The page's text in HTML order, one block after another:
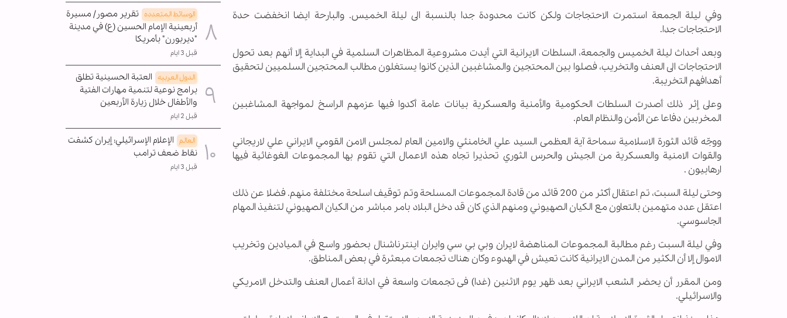
وفي ليلة الجمعة استمرت الاحتجاجات ولكن كانت محدودة جدا بالنسبة الى ليلة الخميس. والبارحة ايضا انخفضت حدة
الاحتجاجات جدا.
وبعد أحداث ليلة الخميس والجمعة، السلطات الايرانية التي أيدت مشروعية المظاهرات السلمية في البداية إلا أنهم بعد تحول
الاحتجاجات الى العنف والتخريب، فصلوا بين المحتجين والمشاغبين الذين كانوا يستغلون مطالب المحتجين السلميين لتحقيق
أهدافهم التخريبة.
وعلى إثر ذلك أصدرت السلطات الحكومية والأمنية والعسكرية بيانات عامة أكدوا فيها عزمهم الراسخ لمواجهة المشاغبين
المخربين دفاعا عن الأمن والنظام العام.
ووجّه قائد الثورة الاسلامية سماحة آية العظمى السيد علي الخامنئي والامين العام لمجلس الامن القومي الايراني علي لاريجاني
والقوات الامنية والعسكرية من الجيش والحرس الثوري تحذيرا تجاه هذه الاعمال التي تقوم بها المجموعات الغوغائية فيها
ارهابيون .
وحتى ليلة السبت، تم اعتقال أكثر من 200 قائد من قادة المجموعات المسلحة وتم توقيف اسلحة مختلفة منهم. فضلا عن ذلك
اعتقل عدد متهمين بالتعاون مع الكيان الصهيوني ومنهم الذي كان قد دخل البلاد بامر مباشر من الكيان الصهيوني لتنفيذ المهام
الجاسوسي.
وفي ليلة السبت رغم مطالبة المجموعات المناهضة لايران وبي بي سي وايران اينترناشنال بحضور واسع في الميادين وتخريب
الاموال إلا أن الكثير من المدن الايرانية كانت تعيش في الهدوء وكان هناك تجمعات مبعثرة في بعض المناطق.
ومن المقرر أن يحضر الشعب الايراني بعد ظهر يوم الاثنين (غدا) فی تجمعات واسعة في ادانة أعمال العنف والتدخل الامريكي
والاسرائيلي.
الوسائط المتعدده تقرير مصور/ مسيرة
أربعينية الإمام الحسين (ع) في مدينة
"ديربورن" بأمريكا
قبل 3 ايام
الدول العربیه العتبة الحسينية تطلق
برامج نوعية لتنمية مهارات الفتية
والأطفال خلال زيارة الأربعين
قبل 2 ايام
العالم الإعلام الإسرائيلي: إيران کشفت
نقاط ضعف ترامب
قبل 3 ايام